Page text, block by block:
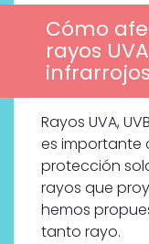
Cómo
rayos
infrarrojos
Rayos UVA,
es importante
protección
rayos que
hemos
tanto rayo.